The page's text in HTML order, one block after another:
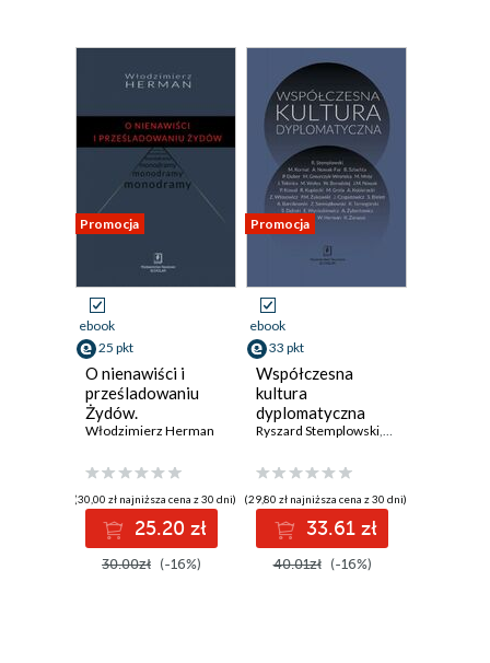
Promocja
ebook
25 pkt
O nienawiści i
prześladowaniu
Żydów.
Monodramy
Włodzimierz Herman
(30,00 zł najniższa cena z 30 dni)
25.20 zł
30.00zł (-16%)
Promocja
ebook
33 pkt
Współczesna
kultura
dyplomatyczna
Ryszard Stemplowski, Andrzej
(29,80 zł najniższa cena z 30 dni)
33.61 zł
40.01zł (-16%)